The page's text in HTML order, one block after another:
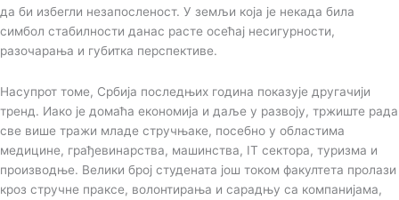
да би избегли незапосленост. У земљи која је некада била
симбол стабилности данас расте осећај несигурности,
разочарања и губитка перспективе.
Насупрот томе, Србија последњих година показује другачији
тренд. Иако је домаћа економија и даље у развоју, тржиште рада
све више тражи младе стручњаке, посебно у областима
медицине, грађевинарства, машинства, IT сектора, туризма и
производње. Велики број студената још током факултета пролази
кроз стручне праксе, волонтирања и сарадњу са компанијама,